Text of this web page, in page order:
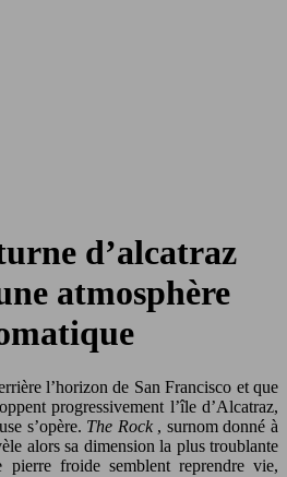
d’alcatraz
atmosphère
l’horizon de San Francisco et que
progressivement l’île d’Alcatraz,
s’opère. The Rock , surnom donné à
alors sa dimension la plus troublante
froide semblent reprendre vie,